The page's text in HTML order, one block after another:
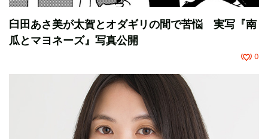
臼田あさ美が太賀とオダギリの間で苦悩 実写『南
瓜とマヨネーズ』写真公開
0